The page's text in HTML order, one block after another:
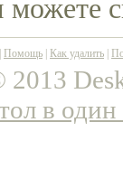
Помощь Как удалить
2013
в